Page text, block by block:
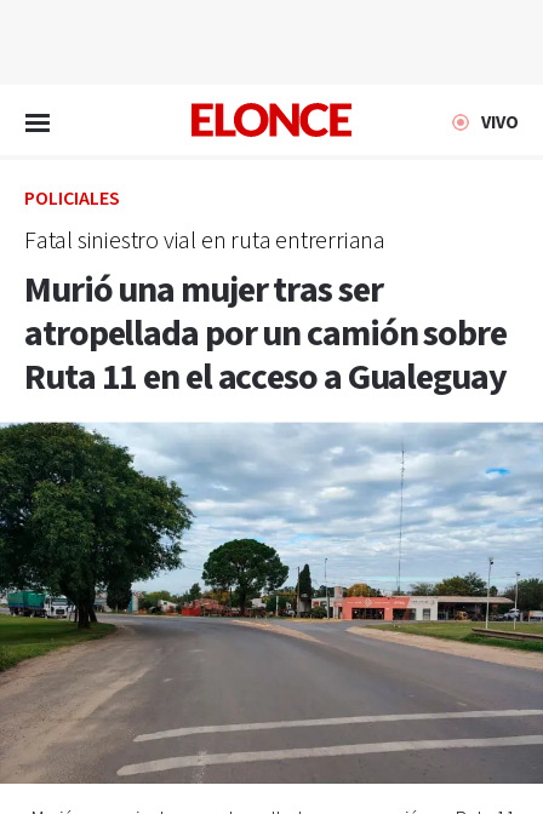
VIVO
POLICIALES
Fatal siniestro vial en ruta entrerriana
Murió una mujer tras ser
atropellada por un camión sobre
Ruta 11 en el acceso a Gualeguay